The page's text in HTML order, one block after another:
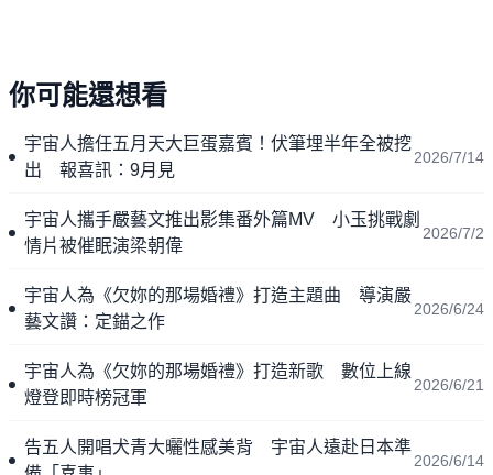
你可能還想看
宇宙人擔任五月天大巨蛋嘉賓！伏筆埋半年全被挖
出 報喜訊：9月見
2026/7/14
宇宙人攜手嚴藝文推出影集番外篇MV 小玉挑戰劇
情片被催眠演梁朝偉
2026/7/2
宇宙人為《欠妳的那場婚禮》打造主題曲 導演嚴
藝文讚：定錨之作
2026/6/24
宇宙人為《欠妳的那場婚禮》打造新歌 數位上線
燈登即時榜冠軍
2026/6/21
告五人開唱犬青大曬性感美背 宇宙人遠赴日本準
2026/6/14